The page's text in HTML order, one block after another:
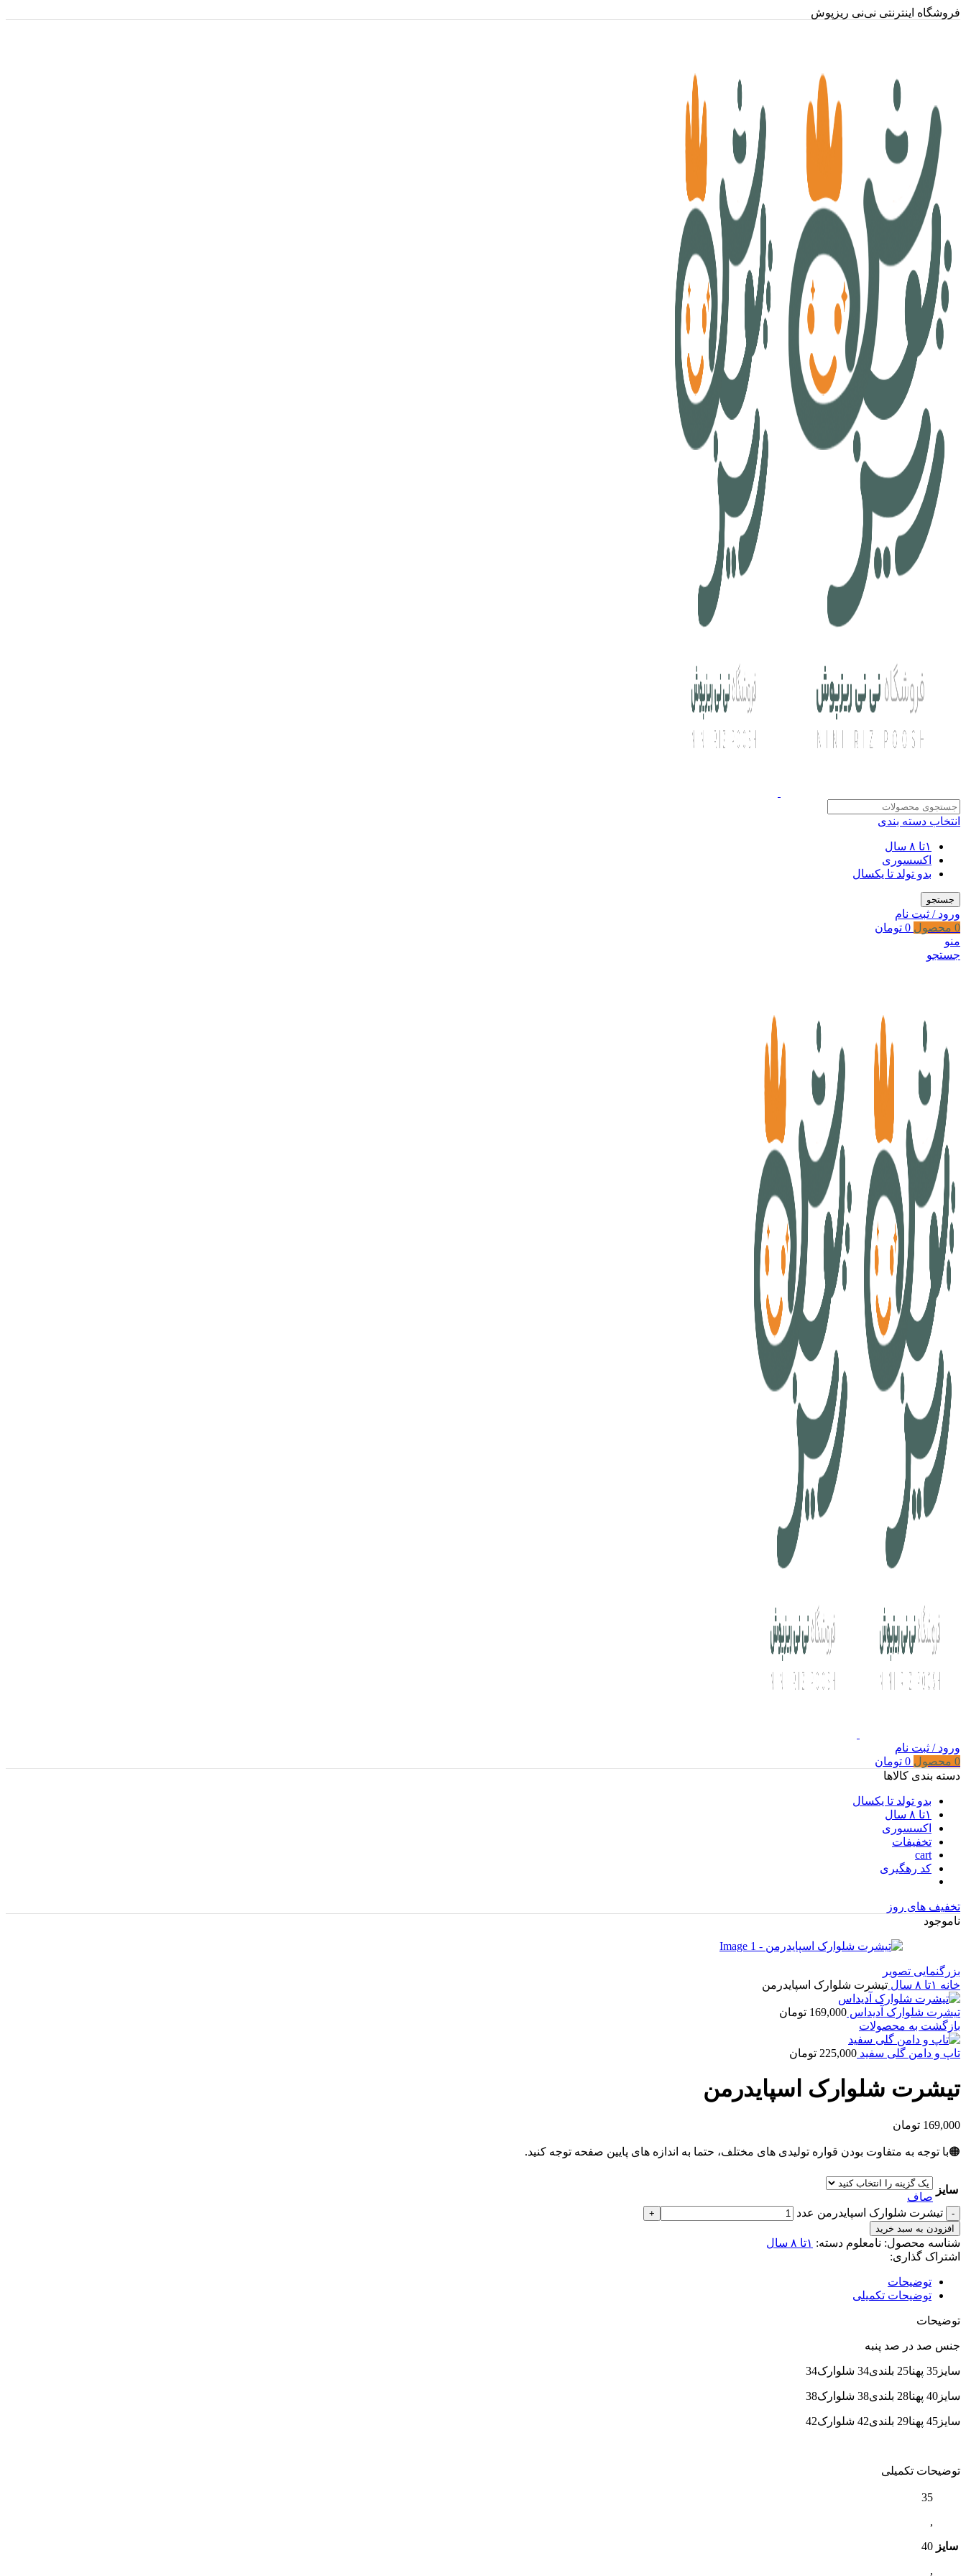
فروشگاه اینترنتی نی‌نی ریزپوش
انتخاب دسته بندی
۱تا ۸ سال
اکسسوری
بدو تولد تا یکسال
جستجو
ورود / ثبت نام
0 محصول 0 تومان
منو
جستجو
ورود / ثبت نام
0 محصول 0 تومان
دسته بندی کالاها
بدو تولد تا یکسال
۱تا ۸ سال
اکسسوری
تخفیفات
cart
کد رهگیری
تخفیف های روز
ناموجود
بزرگنمایی تصویر
خانه ۱تا ۸ سال تیشرت شلوارک اسپایدرمن
تیشرت شلوارک آدیداس 169,000 تومان
بازگشت به محصولات
تاپ و دامن گلی سفید 225,000 تومان
تیشرت شلوارک اسپایدرمن
169,000 تومان
🟠با توجه به متفاوت بودن قواره تولیدی های مختلف، حتما به اندازه های پایین صفحه توجه کنید.
سایز
صاف
تیشرت شلوارک اسپایدرمن عدد
افزودن به سبد خرید
شناسه محصول: نامعلوم دسته: ۱تا ۸ سال
اشتراک گذاری:
توضیحات
توضیحات تکمیلی
توضیحات
جنس صد در صد پنبه
سایز35 پهنا25 بلندی34 شلوارک34
سایز40 پهنا28 بلندی38 شلوارک38
سایز45 پهنا29 بلندی42 شلوارک42
توضیحات تکمیلی
سایز
35
,
40
,